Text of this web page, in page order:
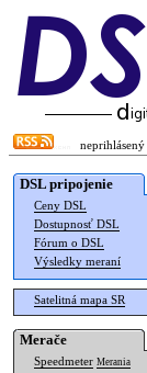
neprihlásený
DSL pripojenie
Ceny DSL
Dostupnosť DSL
Fórum o DSL
Výsledky meraní
Satelitná mapa SR
Merače
Speedmeter Merania